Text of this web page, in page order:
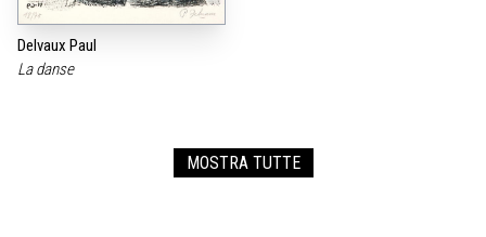
Delvaux Paul
La danse
MOSTRA TUTTE